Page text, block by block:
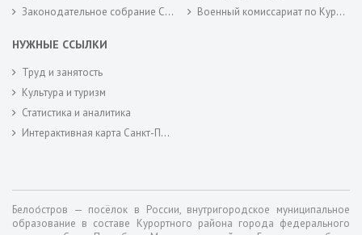
Законодательное собрание Санкт-Петербурга
Военный комиссариат по Курортному районам города Санкт-Петербурга
НУЖНЫЕ ССЫЛКИ
Труд и занятость
Культура и туризм
Статистика и аналитика
Интерактивная карта Санкт-Петербурга
Белоо́стров — посёлок в России, внутригородское муниципальное
образование в составе Курортного района города федерального